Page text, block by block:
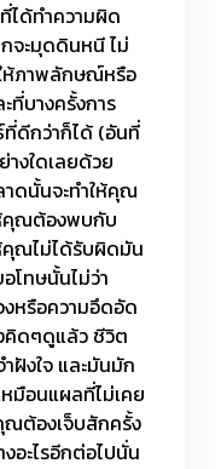
ได้ทำความผิด
จะมุดดินหนี ไม่
ให้ภาพลักษณ์หรือ
ที่บางครั้งการ
ดีกว่าก็ได้ (อันที่
างใดเลยด้วย
ดนั้นจะทำให้คุณ
คุณต้องพบกับ
คุณไม่ได้รับผิดมัน
โทษนั้นไม่ว่า
หรือความอึดอัด
คิดๆดูแล้ว ชีวิต
ฝังใจ และมันมัก
หมือนแผลที่ไม่เคย
ณต้องเจ็บสักครั้ง
อะไรอีกต่อไปนั่น